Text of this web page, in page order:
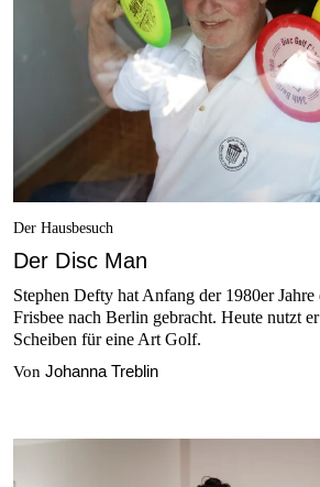
Der Hausbesuch
Der Disc Man
Stephen Defty hat Anfang der 1980er
Frisbee nach Berlin gebracht. Heute nutzt
Scheiben für eine Art Golf.
Von Johanna Treblin